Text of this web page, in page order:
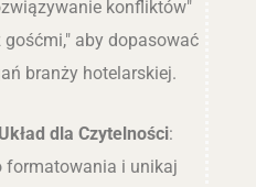
konfliktów"
gośćmi," aby dopasować
branży hotelarskiej.
dla Czytelności:
formatowania i unikaj